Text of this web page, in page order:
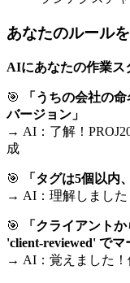
あなたのルール
AIにあなたの作業ス
🎯
「うちの会社の
バージョン」
→ AI：了解！
成
🎯
「タグは5個以内
→ AI：理解しました
🎯
「クライアント
'client-reviewed' でマ
→ AI：覚えました！